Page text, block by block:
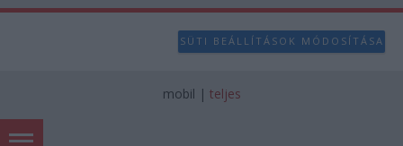
SÜTI BEÁLLÍTÁSOK MÓDOSÍTÁSA
mobil | teljes